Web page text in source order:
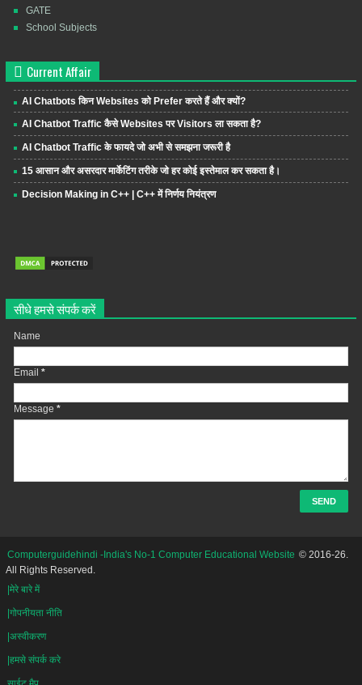
GATE
School Subjects
Current Affair
AI Chatbots किन Websites को Prefer करते हैं और क्यों?
AI Chatbot Traffic कैसे Websites पर Visitors ला सकता है?
AI Chatbot Traffic के फायदे जो अभी से समझना जरूरी है
15 आसान और असरदार मार्केटिंग तरीके जो हर कोई इस्तेमाल कर सकता है।
Decision Making in C++ | C++ में निर्णय नियंत्रण
सीधे हमसे संपर्क करें
Name
Email *
Message *
Computerguidehindi -India's No-1 Computer Educational Website © 2016-26.
All Rights Reserved.
|मेरे बारे में
|गोपनीयता नीति
|अस्वीकरण
|हमसे संपर्क करे